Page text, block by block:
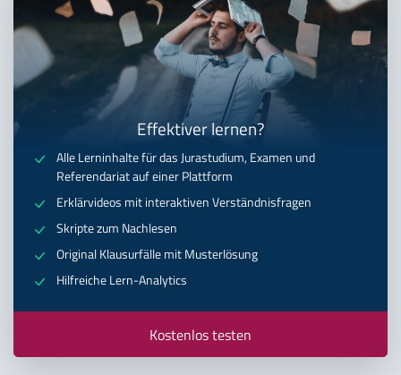
Effektiver lernen?
Alle Lerninhalte für das Jurastudium, Examen und
Referendariat auf einer Plattform
Erklärvideos mit interaktiven Verständnisfragen
Skripte zum Nachlesen
Original Klausurfälle mit Musterlösung
Hilfreiche Lern-Analytics
Kostenlos testen